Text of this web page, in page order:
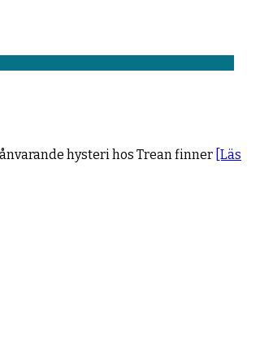
hysteri hos Trean finner [Läs